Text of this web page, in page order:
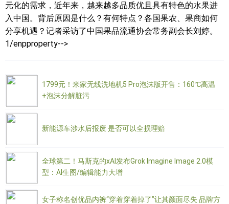
元化的需求，近年来，越来越多品质优且具有特色的水果进
入中国。背后原因是什么？有何特点？各国果农、果商如何
分享机遇？记者采访了中国果品流通协会常务副会长刘婷。
1/enpproperty-->
1799元！米家无线洗地机5 Pro泡沫版开售：160℃高温
+泡沫分解脏污
新能源车涉水后报废 是否可以全损理赔
全球第二！马斯克的xAI发布Grok Imagine Image 2.0模
型：AI生图/编辑能力大增
女子称名创优品内裤“穿着穿着掉了”让其颜面尽失 品牌方